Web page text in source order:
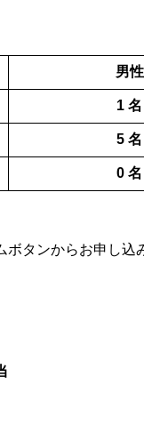
男性
1 名
5 名
0 名
タンからお申し込